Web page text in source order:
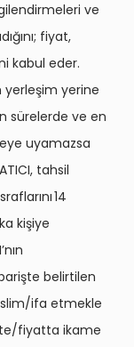
ve
fiyat,
kabul eder.
yerleşim yerine
sürelerde ve en
uyamazsa
tahsil
14
kişiye
belirtilen
ifa etmekle
fiyatta ikame